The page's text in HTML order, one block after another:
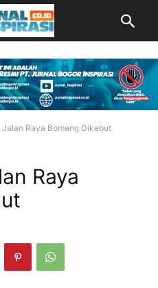
Jalan Raya Bomang Dikebut
Raya